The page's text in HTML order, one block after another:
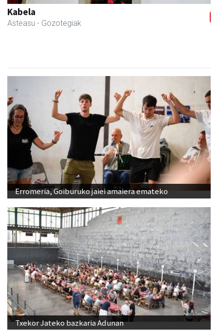
Kabela
Asteasu - Gozotegiak
Erromeria, Goiburuko jaiei amaiera emateko
Txekor Jateko bazkaria Adunan